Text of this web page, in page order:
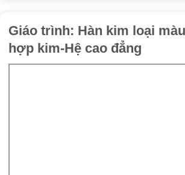
Giáo trình: Hàn kim loại
hợp kim-Hệ cao đẳng